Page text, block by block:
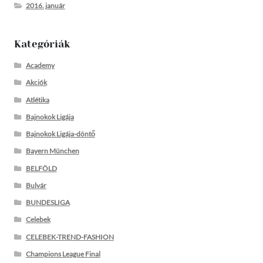
2016. január
Kategóriák
Academy
Akciók
Atlétika
Bajnokok Ligája
Bajnokok Ligája-döntő
Bayern München
BELFÖLD
Bulvár
BUNDESLIGA
Celebek
CELEBEK-TREND-FASHION
Champions League Final